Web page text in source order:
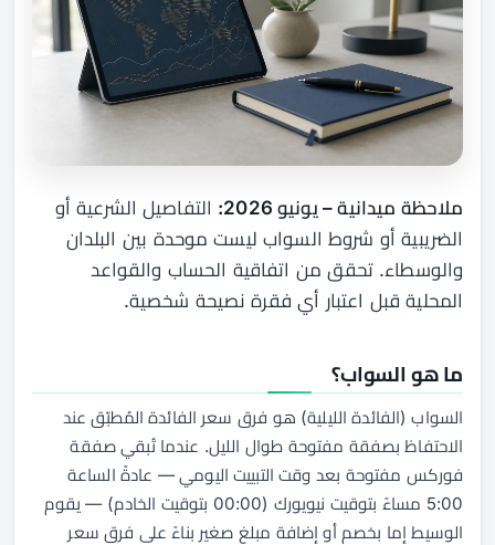
ملاحظة ميدانية – يونيو 2026:
التفاصيل الشرعية أو
الضريبية أو شروط السواب ليست موحدة بين البلدان
والوسطاء. تحقق من اتفاقية الحساب والقواعد
المحلية قبل اعتبار أي فقرة نصيحة شخصية.
ما هو السواب؟
السواب (الفائدة الليلية) هو فرق سعر الفائدة المُطبّق عند
الاحتفاظ بصفقة مفتوحة طوال الليل. عندما تُبقي صفقة
فوركس مفتوحة بعد وقت التبييت اليومي — عادةً الساعة
5:00 مساءً بتوقيت نيويورك (00:00 بتوقيت الخادم) — يقوم
الوسيط إما بخصم أو إضافة مبلغ صغير بناءً على فرق سعر